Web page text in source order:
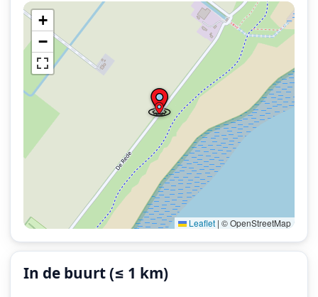
+
−
Leaflet | © OpenStreetMap
In de buurt (≤ 1 km)